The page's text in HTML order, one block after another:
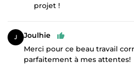
projet !
Joulhie
Merci pour ce beau travail
parfaitement à mes attentes!